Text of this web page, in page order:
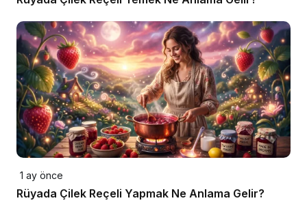
1 ay önce
Rüyada Çilek Reçeli Yapmak Ne Anlama Gelir?